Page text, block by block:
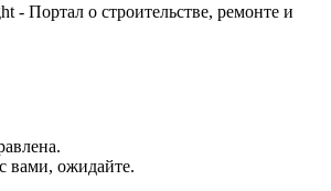
- Портал о строительстве, ремонте и
вами, ожидайте.